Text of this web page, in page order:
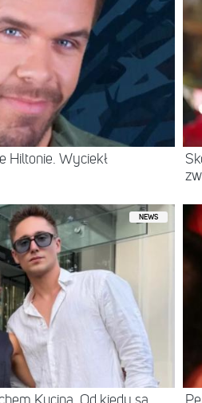
Hiltonie. Wyciekł
NEWS